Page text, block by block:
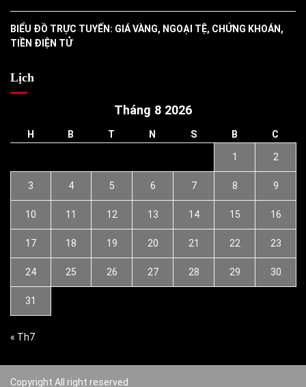
BIỂU ĐỒ TRỰC TUYẾN: GIÁ VÀNG, NGOẠI TỆ, CHỨNG KHOÁN,
TIỀN ĐIỆN TỬ
Lịch
Tháng 8 2026
H B T N S B C
1 2
3 4 5 6 7 8 9
10 11 12 13 14 15 16
17 18 19 20 21 22 23
24 25 26 27 28 29 30
31
« Th7
Copyright All right reserved